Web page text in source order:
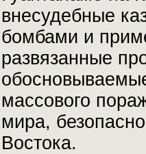
внесудебные
бомбами и
развязанные
массового
мира,
Востока.